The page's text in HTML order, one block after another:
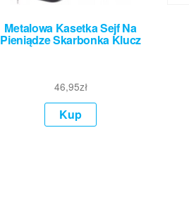
Metalowa Kasetka Sejf Na
Pieniądze Skarbonka Klucz
46,95zł
Kup